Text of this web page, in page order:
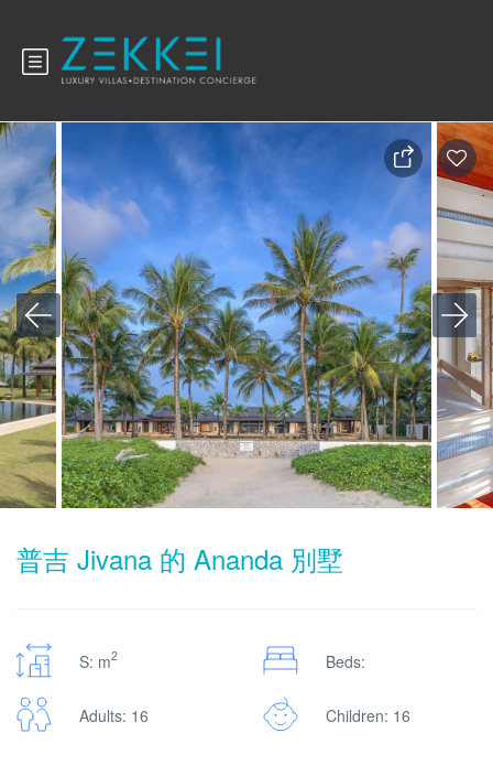
普吉 Jivana 的 Ananda 別墅
S: m2 Beds:
Adults: 16 Children: 16